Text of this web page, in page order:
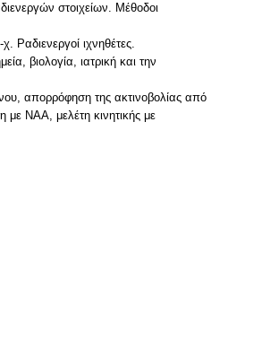
στοιχείων. Μέθοδοι
Ραδιενεργοί ιχνηθέτες.
βιολογία, ιατρική και την
απορρόφηση της ακτινοβολίας από
NAA, μελέτη κινητικής με